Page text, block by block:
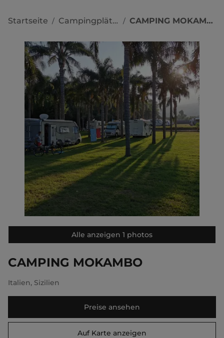
Startseite / Campingplätze / CAMPING MOKAMBO
Alle anzeigen 1 photos
CAMPING MOKAMBO
Italien, Sizilien
Preise ansehen
Auf Karte anzeigen